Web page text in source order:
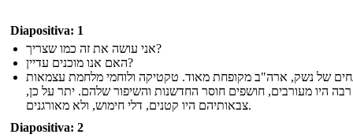
Diapositiva: 1
אני עושה את זה כמו שצריך?
האם אנו מוכנים עדיין?
של נשק, ארה"ב מקופחת מאוד. טקטיקה ולוחמי מלחמת עצמאות
רבה היו מעורבים, חושפים חוסר החדשנות והשיפור שלהם. יתר על כן,
צבאותיהם היו קטנים, דלי חימוש, ולא מאורגנים.
Diapositiva: 2